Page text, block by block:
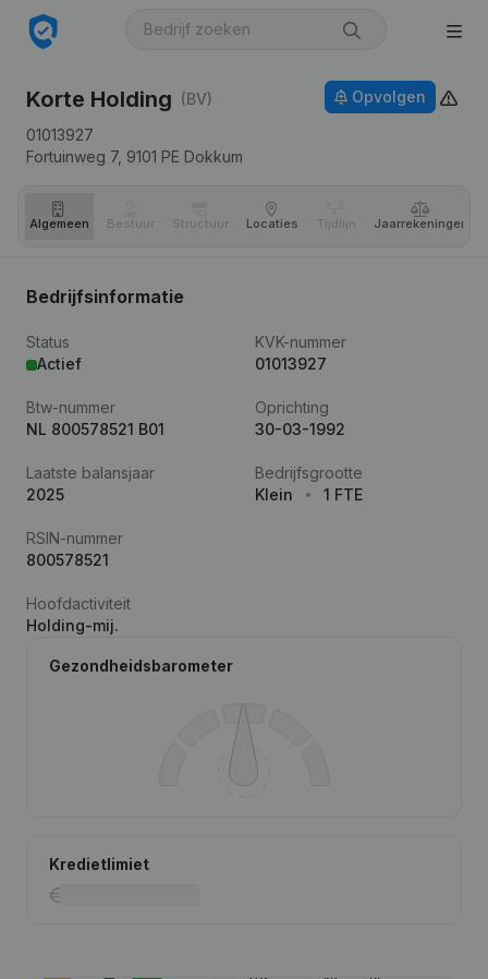
Korte Holding (BV)
01013927
Fortuinweg 7, 9101 PE Dokkum
Opvolgen
Algemeen Bestuur Structuur Locaties Tijdlijn Jaar­rekeningen
Bedrijfsinformatie
Status
Actief
KVK-nummer
01013927
Btw-nummer
NL 800578521 B01
Oprichting
30-03-1992
Laatste balansjaar
2025
Bedrijfsgrootte
Klein
1 FTE
RSIN-nummer
800578521
Hoofdactiviteit
Holding-mij.
Gezondheidsbarometer
Kredietlimiet